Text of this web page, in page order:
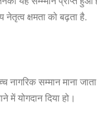
नेतृत्व क्षमता को बढ़ता है.
नागरिक सम्मान माना
योगदान दिया हो।